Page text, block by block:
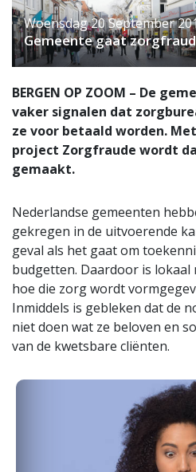
Woensdag 20 September
Gemeente gaat
BERGEN OP ZOOM – De
vaker signalen dat
ze voor betaald worden.
project Zorgfraude wordt
gemaakt.
Nederlandse gemeenten
gekregen in de uitvoerende
geval als het gaat om
budgetten. Daardoor is lokaal
hoe die zorg wordt
Inmiddels is gebleken dat de
niet doen wat ze beloven en
van de kwetsbare cliënten.